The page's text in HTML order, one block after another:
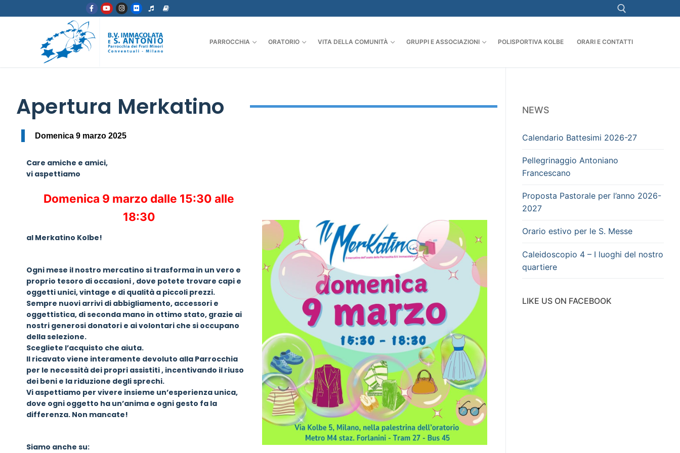
PARROCCHIA ORATORIO VITA DELLA COMUNITÀ GRUPPI E ASSOCIAZIONI POLISPORTIVA KOLBE ORARI E CONTATTI
Apertura Merkatino
Domenica 9 marzo 2025
Care amiche e amici,
vi aspettiamo
Domenica 9 marzo dalle 15:30 alle
18:30
al Merkatino Kolbe!
Ogni mese il nostro mercatino si trasforma in un vero e
proprio tesoro di occasioni , dove potete trovare capi e
oggetti unici, vintage e di qualità a piccoli prezzi.
Sempre nuovi arrivi di abbigliamento, accessori e
oggettistica, di seconda mano in ottimo stato, grazie ai
nostri generosi donatori e ai volontari che si occupano
della selezione.
Scegliete l’acquisto che aiuta.
Il ricavato viene interamente devoluto alla Parrocchia
per le necessità dei propri assistiti , incentivando il riuso
dei beni e la riduzione degli sprechi.
Vi aspettiamo per vivere insieme un’esperienza unica,
dove ogni oggetto ha un’anima e ogni gesto fa la
differenza. Non mancate!
Siamo anche su:
NEWS
Calendario Battesimi 2026-27
Pellegrinaggio Antoniano
Francescano
Proposta Pastorale per l’anno 2026-
2027
Orario estivo per le S. Messe
Caleidoscopio 4 – I luoghi del nostro
quartiere
LIKE US ON FACEBOOK